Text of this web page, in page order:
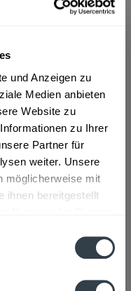
und Anzeigen zu
Medien anbieten
Website zu
zu Ihrer
Partner für
weiter. Unsere
möglicherweise mit
ihnen bereitgestellt
Warenkorb